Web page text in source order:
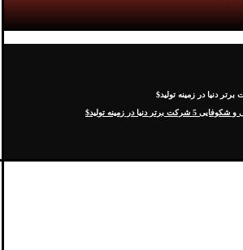
برتر دنیا در زمینه تولید$